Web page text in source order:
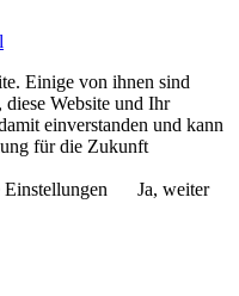
Einige von ihnen sind
diese Website und Ihr
einverstanden und kann
für die Zukunft
Ja, weiter